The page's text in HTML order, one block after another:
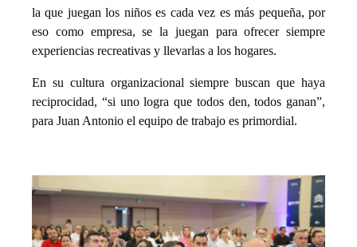
la que juegan los niños es cada vez es más pequeña, por
eso como empresa, se la juegan para ofrecer siempre
experiencias recreativas y llevarlas a los hogares.
En su cultura organizacional siempre buscan que haya
reciprocidad, “si uno logra que todos den, todos ganan”,
para Juan Antonio el equipo de trabajo es primordial.